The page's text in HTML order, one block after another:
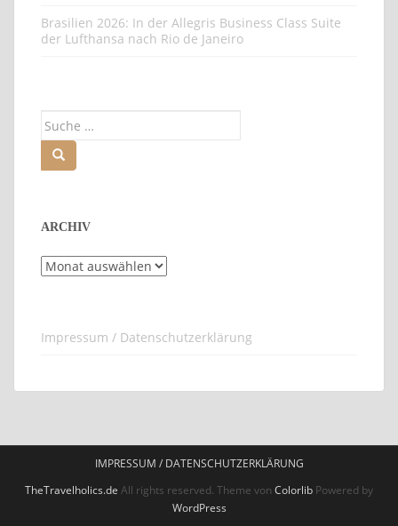
Brasilien 2026: In der Allegris Business Class Suite
der Lufthansa nach Rio de Janeiro
Archiv
Impressum / Datenschutzerklärung
IMPRESSUM / DATENSCHUTZERKLÄRUNG
WordPress